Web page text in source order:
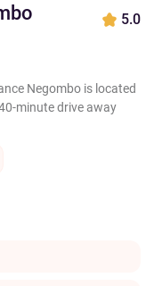
5.0
Negombo is located
minute drive away